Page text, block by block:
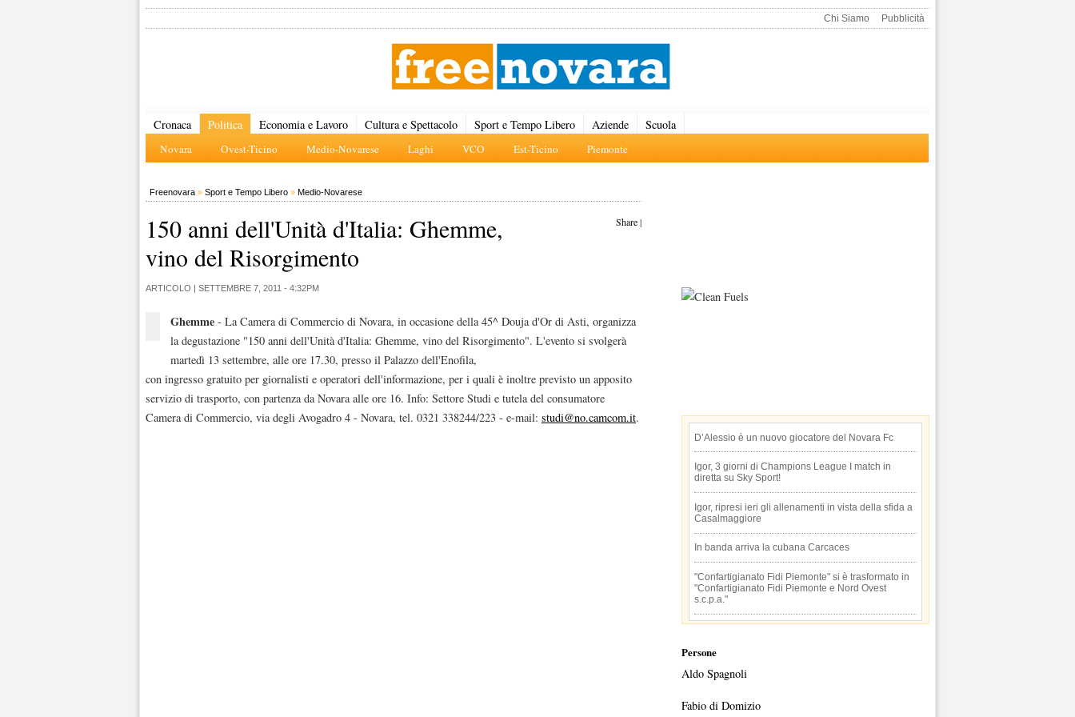
Chi Siamo Pubblicità
Cronaca Politica
Novara Ovest-Ticino Medio-Novarese Laghi VCO Est-Ticino Piemonte
Economia e Lavoro Cultura e Spettacolo Sport e Tempo Libero Aziende Scuola
Freenovara » Sport e Tempo Libero » Medio-Novarese
Share|
150 anni dell'Unità d'Italia: Ghemme,
vino del Risorgimento
ARTICOLO | SETTEMBRE 7, 2011 - 4:32PM
Ghemme - La Camera di Commercio di Novara, in occasione della 45^ Douja d'Or di Asti, organizza
la degustazione "150 anni dell'Unità d'Italia: Ghemme, vino del Risorgimento". L'evento si svolgerà
martedì 13 settembre, alle ore 17.30, presso il Palazzo dell'Enofila,
con ingresso gratuito per giornalisti e operatori dell'informazione, per i quali è inoltre previsto un apposito
servizio di trasporto, con partenza da Novara alle ore 16. Info: Settore Studi e tutela del consumatore
Camera di Commercio, via degli Avogadro 4 - Novara, tel. 0321 338244/223 - e-mail: studi@no.camcom.it.
D’Alessio è un nuovo giocatore del Novara Fc
Igor, 3 giorni di Champions League I match in
diretta su Sky Sport!
Igor, ripresi ieri gli allenamenti in vista della sfida a
Casalmaggiore
In banda arriva la cubana Carcaces
"Confartigianato Fidi Piemonte" si è trasformato in
"Confartigianato Fidi Piemonte e Nord Ovest
s.c.p.a."
Persone
Aldo Spagnoli
Fabio di Domizio